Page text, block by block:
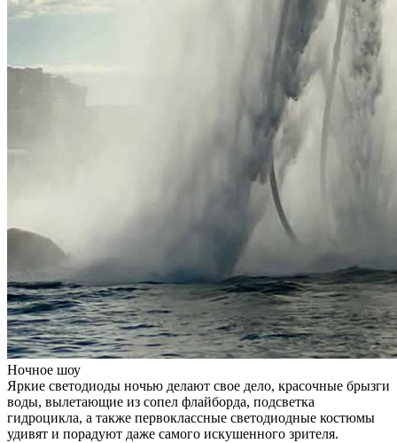
Ночное шоу
Яркие светодиоды ночью делают свое дело, красочные брызги
воды, вылетающие из сопел флайборда, подсветка
гидроцикла, а также первоклассные светодиодные костюмы
удивят и порадуют даже самого искушенного зрителя.